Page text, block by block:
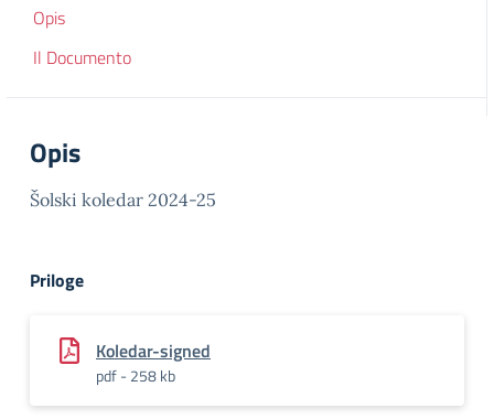
Opis
Il Documento
Opis
Šolski koledar 2024-25
Priloge
Koledar-signed
pdf - 258 kb